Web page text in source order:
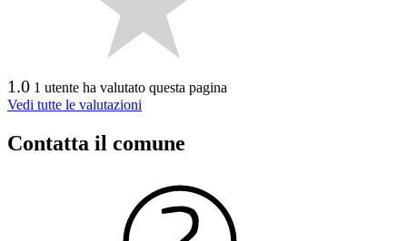
1.0 1 utente ha valutato questa pagina
Vedi tutte le valutazioni
Contatta il comune